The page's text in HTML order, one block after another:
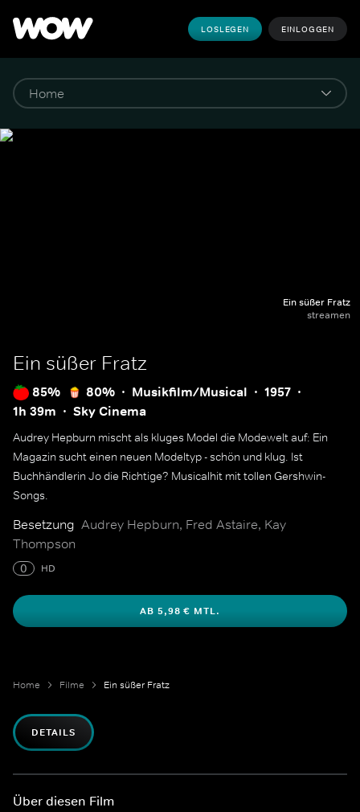
LOSLEGEN EINLOGGEN
Ein süßer Fratz
streamen
Ein süßer Fratz
85% 80% Musikfilm/Musical
1957
1h 39m
Sky Cinema
Audrey Hepburn mischt als kluges Model die Modewelt auf: Ein
Magazin sucht einen neuen Modeltyp - schön und klug. Ist
Buchhändlerin Jo die Richtige? Musicalhit mit tollen Gershwin-
Songs.
Besetzung Audrey Hepburn, Fred Astaire, Kay
Thompson
0 HD
AB 5,98 € MTL.
Home Filme Ein süßer Fratz
DETAILS
Über diesen Film